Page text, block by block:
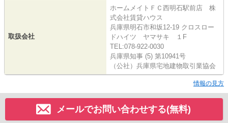
取扱会社
ホームメイトＦＣ西明石駅前店 株
式会社賃貸ハウス
兵庫県明石市和坂12-19 クロスロー
ドハイツ ヤマサキ １F
TEL:078-922-0030
兵庫県知事 (5) 第10941号
（公社）兵庫県宅地建物取引業協会
情報の見方
メールでお問い合わせする(無料)